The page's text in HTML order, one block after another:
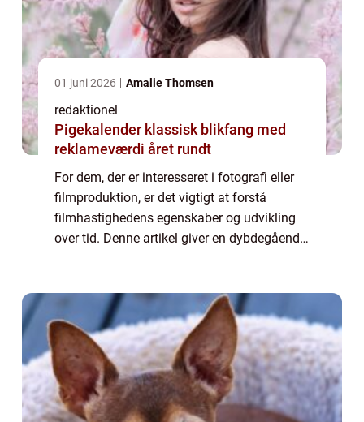
01 juni 2026 Amalie Thomsen
redaktionel
Pigekalender klassisk blikfang med
reklameværdi året rundt
For dem, der er interesseret i fotografi eller
filmproduktion, er det vigtigt at forstå
filmhastighedens egenskaber og udvikling
over tid. Denne artikel giver en dybdegående